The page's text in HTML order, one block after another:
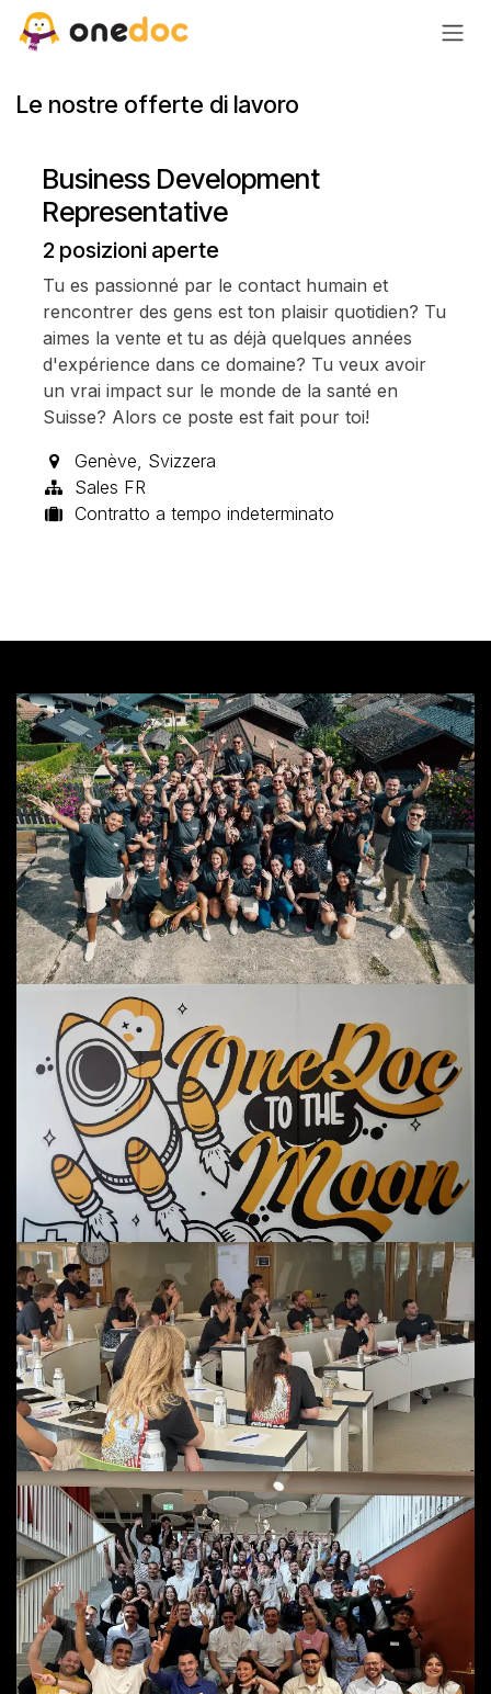
Passa al contenuto
Le nostre offerte di lavoro
Business Development
Representative
2 posizioni aperte
Tu es passionné par le contact humain et
rencontrer des gens est ton plaisir quotidien? Tu
aimes la vente et tu as déjà quelques années
d'expérience dans ce domaine? Tu veux avoir
un vrai impact sur le monde de la santé en
Suisse? Alors ce poste est fait pour toi!
Genève Svizzera
Sales FR
Contratto a tempo indeterminato